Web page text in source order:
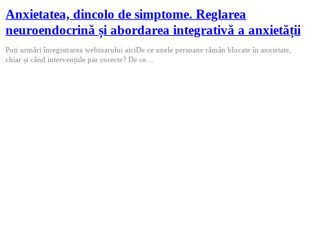
Anxietatea, dincolo de simptome. Reglarea
neuroendocrină și abordarea integrativă a anxietății
Poți urmări înregistrarea webinarului aiciDe ce unele persoane rămân blocate în anxietate,
chiar și când intervențiile par corecte? De ce…